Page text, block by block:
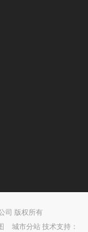
司 版权所有
城市分站 技术支持：